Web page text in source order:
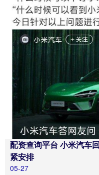
配资查询平台 小米汽车
紧安排
05-27